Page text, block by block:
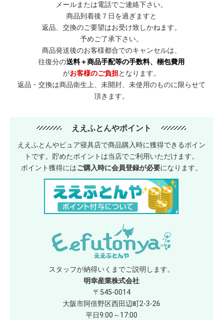
メールまたは電話でご連絡下さい。
商品到着後７日を過ぎますと
返品、交換のご要望はお受け致しかねます。
予めご了承下さい。
商品発送後のお客様都合でのキャンセルは、
往復分の送料＋商品手配等の手数料、梱包費用
がお客様のご負担となります。
返品・交換は商品衛生上、未開封、未使用のものに限らせて
頂きます。
ええふとんやポイント
ええふとんやピュア寝具店で商品購入時に獲得できるポイン
トです。貯めたポイントは当店でご利用いただけます。
ポイント獲得にはご購入時に会員登録が必要になります。
スタッフが納得いくまでご説明します。
明幸産業株式会社
〒545-0014
大阪市阿倍野区西田辺町2-3-26
平日9:00～17:00